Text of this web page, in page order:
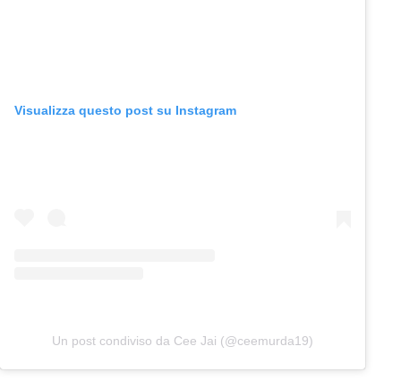
Visualizza questo post su Instagram
Un post condiviso da Cee Jai (@ceemurda19)